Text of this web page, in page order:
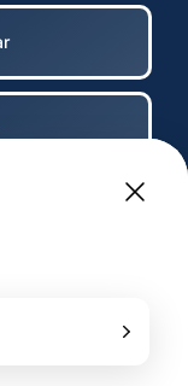
• Badan